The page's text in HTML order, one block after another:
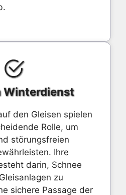
Winterdienst
den Gleisen spielen
Rolle, um
störungsfreien
Ihre
darin, Schnee
zu
sichere Passage der